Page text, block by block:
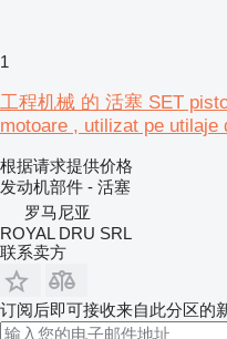
1
工程机械 的 活塞 SET
motoare , utilizat pe utilaje
根据请求提供价格
发动机部件 - 活塞
罗马尼亚
ROYAL DRU SRL
联系卖方
订阅后即可接收来自此分区的